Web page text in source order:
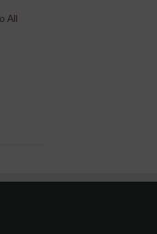
All